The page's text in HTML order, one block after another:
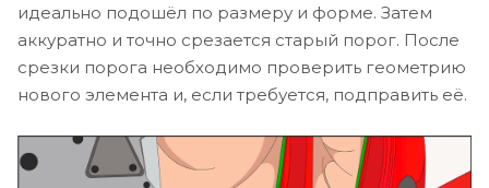
идеально подошёл по размеру и форме. Затем
аккуратно и точно срезается старый порог. После
срезки порога необходимо проверить геометрию
нового элемента и, если требуется, подправить её.